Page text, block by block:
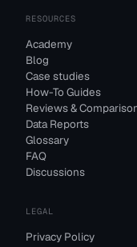
RESOURCES
Academy
Blog
Case studies
How-To Guides
Reviews &
Data Reports
Glossary
FAQ
Discussions
LEGAL
Privacy Policy